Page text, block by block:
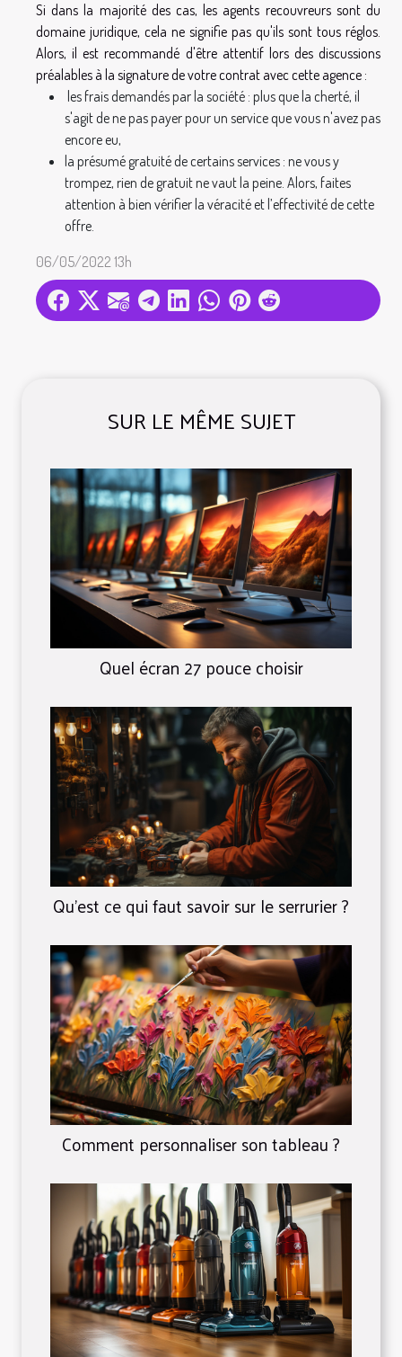
SUR LE MÊME SUJET
Quel écran 27 pouce choisir
Qu’est ce qui faut savoir sur le serrurier ?
Comment personnaliser son tableau ?
Si dans la majorité des cas, les agents recouvreurs sont du
domaine juridique, cela ne signifie pas qu'ils sont tous réglos.
Alors, il est recommandé d'être attentif lors des discussions
préalables à la signature de votre contrat avec cette agence :
les frais demandés par la société : plus que la cherté, il
s'agit de ne pas payer pour un service que vous n'avez pas
encore eu,
la présumé gratuité de certains services : ne vous y
trompez, rien de gratuit ne vaut la peine. Alors, faites
attention à bien vérifier la véracité et l’effectivité de cette
offre.
06/05/2022 13h